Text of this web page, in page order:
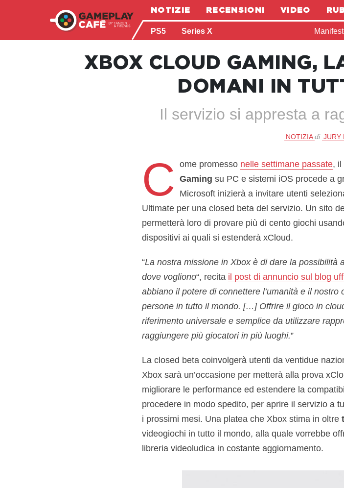
NOTIZIE RECENSIONI VIDEO
PS5 Series X
XBOX CLOUD GAMING,
DOMANI IN
Il servizio si appresta a
NOTIZIA di JURY
C ome promesso nelle settimane passate, il
Gaming su PC e sistemi iOS procede a
Microsoft inizierà a invitare utenti
Ultimate per una closed beta del servizio. Un sito
permetterà loro di provare più di cento giochi
dispositivi ai quali si estenderà xCloud.
“La nostra missione in Xbox è di dare la possibilità
dove vogliono“, recita il post di annuncio sul blog
abbiano il potere di connettere l’umanità e il
persone in tutto il mondo. […] Offrire il gioco in
riferimento universale e semplice da utilizzare
raggiungere più giocatori in più luoghi.”
La closed beta coinvolgerà utenti da ventidue
Xbox sarà un’occasione per metterà alla prova
migliorare le performance ed estendere la
procedere in modo spedito, per aprire il servizio a
i prossimi mesi. Una platea che Xbox stima in oltre
videogiochi in tutto il mondo, alla quale vorrebbe
libreria videoludica in costante aggiornamento.